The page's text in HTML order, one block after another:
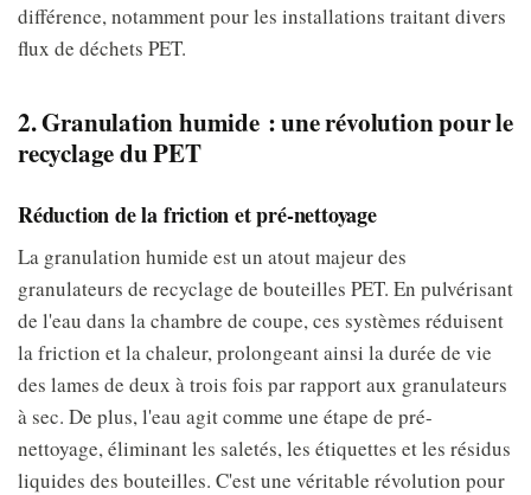
différence, notamment pour les installations traitant divers
flux de déchets PET.
2. Granulation humide : une révolution pour le
recyclage du PET
Réduction de la friction et pré-nettoyage
La granulation humide est un atout majeur des
granulateurs de recyclage de bouteilles PET. En pulvérisant
de l'eau dans la chambre de coupe, ces systèmes réduisent
la friction et la chaleur, prolongeant ainsi la durée de vie
des lames de deux à trois fois par rapport aux granulateurs
à sec. De plus, l'eau agit comme une étape de pré-
nettoyage, éliminant les saletés, les étiquettes et les résidus
liquides des bouteilles. C'est une véritable révolution pour